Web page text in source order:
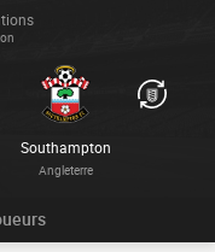
Southampton
Angleterre